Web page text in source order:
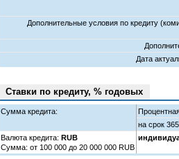
Дополнительные условия по кредиту
Дата
Ставки по кредиту, % годовых
Сумма кредита:
на срок
Валюта кредита: RUB
Cумма: от 100 000 до 20 000 000 RUB